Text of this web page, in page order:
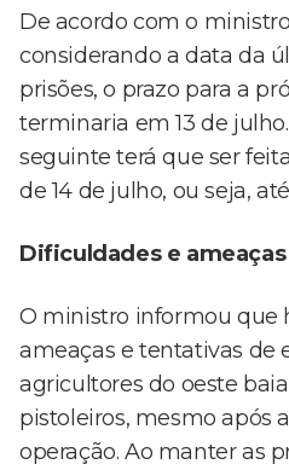
De acordo com o
considerando a data da
prisões, o prazo para a
terminaria em 13 de
seguinte terá que ser
de 14 de julho, ou seja,
Dificuldades e ameaças
O ministro informou que
ameaças e tentativas de
agricultores do oeste
pistoleiros, mesmo após
operação. Ao manter as